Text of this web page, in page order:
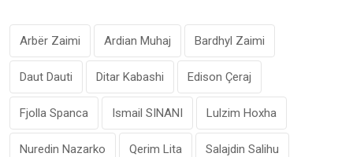
Arbër Zaimi Ardian Muhaj Bardhyl Zaimi
Daut Dauti Ditar Kabashi Edison Çeraj
Fjolla Spanca Ismail SINANI Lulzim Hoxha
Nuredin Nazarko Qerim Lita Salajdin Salihu